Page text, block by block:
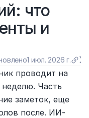
что
и
1 июл. 2026 г.
проводит на
неделю. Часть
заметок, еще
после. ИИ-